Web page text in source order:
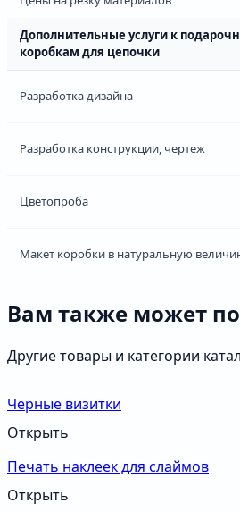
Дополнительные услуги к
коробкам для цепочки
Разработка дизайна
Разработка конструкции, чертеж
Цветопроба
Макет коробки в натуральную
Вам также может
Другие товары и категории
Черные визитки
Открыть
Печать наклеек для слаймов
Открыть